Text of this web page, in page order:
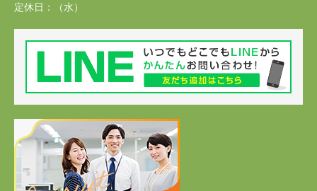
定休日：
（水）